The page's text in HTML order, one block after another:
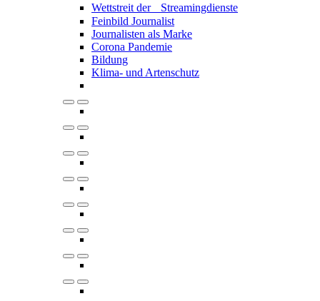
Wettstreit der Streamingdienste
Feinbild Journalist
Journalisten als Marke
Corona Pandemie
Bildung
Klima- und Artenschutz